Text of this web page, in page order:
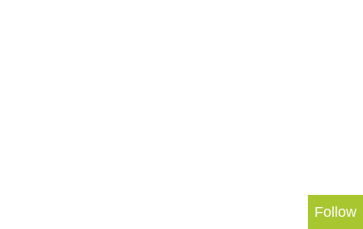
Follow